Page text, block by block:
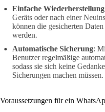
Einfache Wiederherstellung
Geräts oder nach einer
können die gesicherten
werden.
Automatische Sicherung:
Benutzer regelmäßige
sodass sie sich keine
Sicherungen machen müssen.
Voraussetzungen für ein